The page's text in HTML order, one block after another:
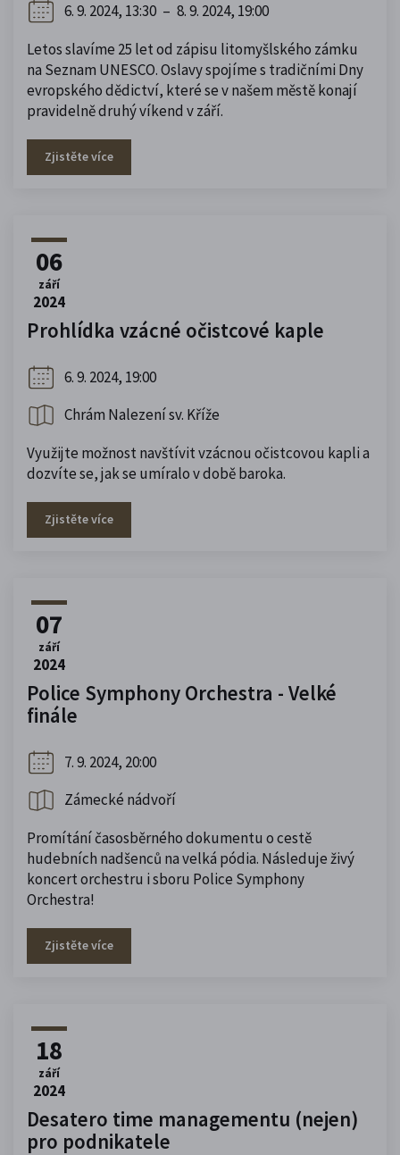
6. 9. 2024, 13:30 – 8. 9. 2024, 19:00
Letos slavíme 25 let od zápisu litomyšlského zámku
na Seznam UNESCO. Oslavy spojíme s tradičními Dny
evropského dědictví, které se v našem městě konají
pravidelně druhý víkend v září.
Zjistěte více
06
září
2024
Prohlídka vzácné očistcové kaple
6. 9. 2024, 19:00
Chrám Nalezení sv. Kříže
Využijte možnost navštívit vzácnou očistcovou kapli a
dozvíte se, jak se umíralo v době baroka.
Zjistěte více
07
září
2024
Police Symphony Orchestra - Velké
finále
7. 9. 2024, 20:00
Zámecké nádvoří
Promítání časosběrného dokumentu o cestě
hudebních nadšenců na velká pódia. Následuje živý
koncert orchestru i sboru Police Symphony
Orchestra!
Zjistěte více
18
září
2024
Desatero time managementu (nejen)
pro podnikatele